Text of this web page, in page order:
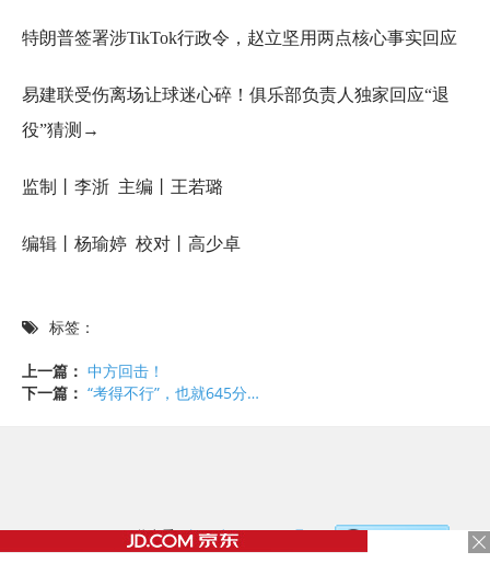
特朗普签署涉TikTok行政令，赵立坚用两点核心事实回应
易建联受伤离场让球迷心碎！俱乐部负责人独家回应“退
役”猜测→
监制丨李浙 主编丨王若璐
编辑丨杨瑜婷 校对丨高少卓
标签：
上一篇： 中方回击！
下一篇： “考得不行”，也就645分…
©2017 - 2020 / 信息看 /粤ICP备17153186号-2，